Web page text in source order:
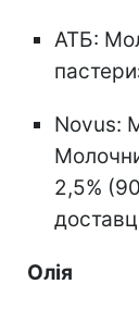
АТБ:
Novus:
2,5%
Олія